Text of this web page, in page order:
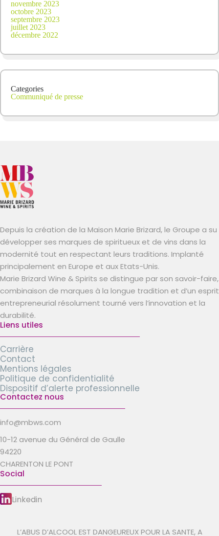
novembre 2023
octobre 2023
septembre 2023
juillet 2023
décembre 2022
Categories
Communiqué de presse
Depuis la création de la Maison Marie Brizard, le Groupe a su
développer ses marques de spiritueux et de vins dans la
modernité tout en respectant leurs traditions. Implanté
principalement en Europe et aux Etats-Unis.
Marie Brizard Wine & Spirits se distingue par son savoir-faire,
combinaison de marques à la longue tradition et d’un esprit
entrepreneurial résolument tourné vers l’innovation et la
durabilité.
Liens utiles
Carrière
Contact
Mentions légales
Politique de confidentialité
Dispositif d’alerte professionnelle
Contactez nous
info@mbws.com
10-12 avenue du Général de Gaulle
94220
CHARENTON LE PONT
Social
Linkedin
L’ABUS D’ALCOOL EST DANGEUREUX POUR LA SANTE, A